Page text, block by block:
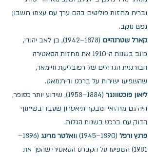
ובריח מחזות פוליטים בהם ערך עם עצמו חשבון
נפש נוקב.
קארל שטרנהיים
(1878–1942), בן לאב יהודי,
כתב בשנות ה-1910 את מחזות הסאטירה
הבורגנית הגדולים של רפובליקת וויימאר,
שהשפיעו ישירות על ברכט ודירנמאט.
ליאון פוכטוונגר
(1884–1958), שידוע יותר כסופר,
היה גם מחזאי ומבקר תיאטרון שעבד בשיתוף
הדוק עם ברכט בשנות הגלות.
פרנץ ורפל (1890–1945) ו ואלטר מרינג
(1896–
1981) השפיעו על הקברט הסאטירי שהפך את